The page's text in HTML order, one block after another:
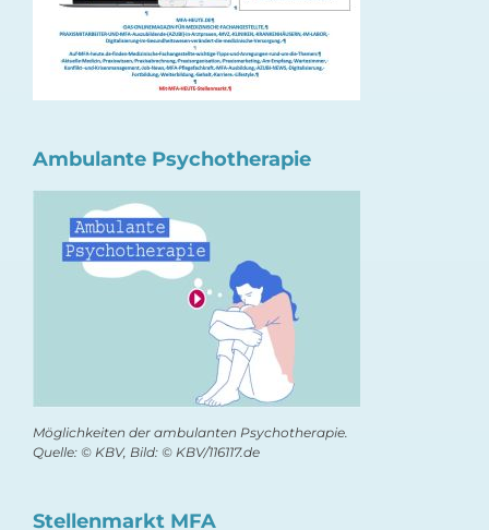
Ambulante Psychotherapie
Möglichkeiten der ambulanten Psychotherapie.
Quelle: © KBV, Bild: © KBV/116117.de
Stellenmarkt MFA